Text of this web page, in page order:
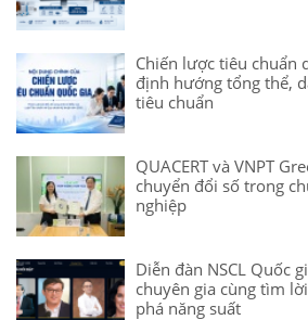
Chiến lược tiêu chuẩn
định hướng tổng thể,
tiêu chuẩn
QUACERT và VNPT
chuyển đổi số trong
nghiệp
Diễn đàn NSCL Quốc
chuyên gia cùng tìm
phá năng suất